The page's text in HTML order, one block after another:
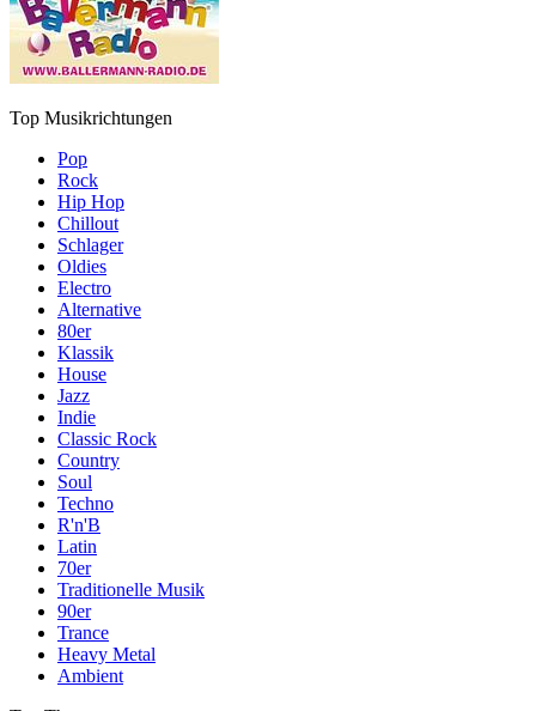
Top Musikrichtungen
Pop
Rock
Hip Hop
Chillout
Schlager
Oldies
Electro
Alternative
80er
Klassik
House
Jazz
Indie
Classic Rock
Country
Soul
Techno
R'n'B
Latin
70er
Traditionelle Musik
90er
Trance
Heavy Metal
Ambient